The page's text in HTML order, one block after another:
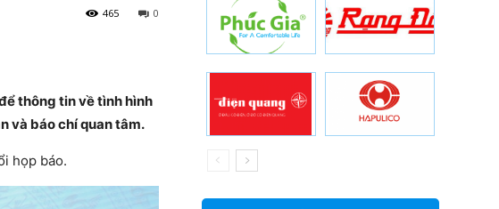
0
465
thông tin về tình hình
và báo chí quan tâm.
họp báo.